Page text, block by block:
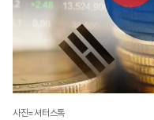
사진=셔터스톡